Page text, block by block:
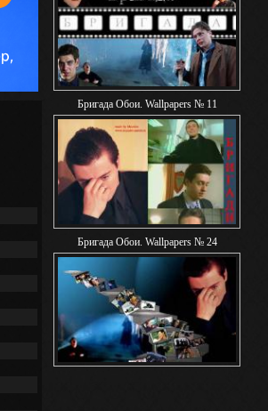
Бригада Обои. Wallpapers № 11
Бригада Обои. Wallpapers № 24